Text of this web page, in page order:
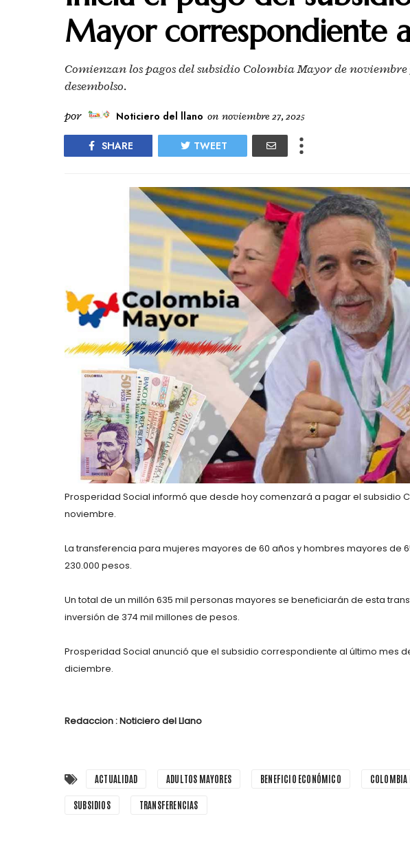
Mayor correspondiente
Comienzan los pagos del subsidio Colombia Mayor de
desembolso.
por Noticiero del llano on noviembre 27, 2025
SHARE TWEET
Prosperidad Social informó que desde hoy comenzará a pagar el subsidio
noviembre.
La transferencia para mujeres mayores de 60 años y hombres mayores de
230.000 pesos.
Un total de un millón 635 mil personas mayores se beneficiarán de esta
inversión de 374 mil millones de pesos.
Prosperidad Social anunció que el subsidio correspondiente al último mes
diciembre.
Redaccion : Noticiero del Llano
ACTUALIDAD ADULTOS MAYORES BENEFICIO ECONÓMICO COLOMBIA
SUBSIDIOS TRANSFERENCIAS